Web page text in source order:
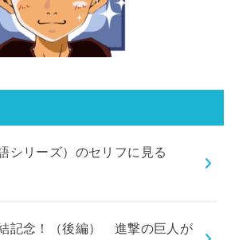
シリーズ）のセリフに見る
記念！（後編） 進撃の巨人が